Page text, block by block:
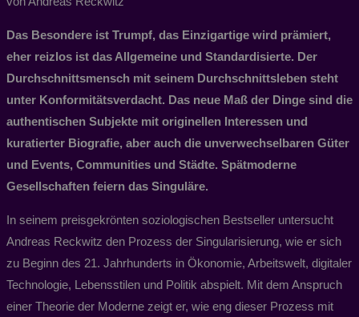
Das Besondere ist Trumpf, das Einzigartige wird prämiert,
eher reizlos ist das Allgemeine und Standardisierte. Der
Durchschnittsmensch mit seinem Durchschnittsleben steht
unter Konformitätsverdacht. Das neue Maß der Dinge sind die
authentischen Subjekte mit originellen Interessen und
kuratierter Biografie, aber auch die unverwechselbaren Güter
und Events, Communities und Städte. Spätmoderne
Gesellschaften feiern das Singuläre.
In seinem preisgekrönten soziologischen Bestseller untersucht
Andreas Reckwitz den Prozess der Singularisierung, wie er sich
zu Beginn des 21. Jahrhunderts in Ökonomie, Arbeitswelt, digitaler
Technologie, Lebensstilen und Politik abspielt. Mit dem Anspruch
einer Theorie der Moderne zeigt er, wie eng dieser Prozess mit